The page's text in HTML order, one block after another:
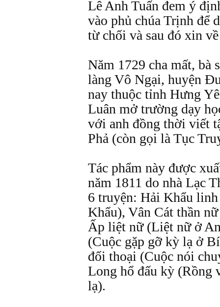
Lê Anh Tuấn đem ý
vào phủ chúa Trịnh để
từ chối và sau đó xin
Năm 1729 cha mất, bà
làng Vô Ngại, huyện
nay thuộc tỉnh Hưng
Luân mở trường dạy
với anh đồng thời viết
Phả (còn gọi là Tục
Tác phẩm này được
năm 1811 do nhà Lạc
6 truyện: Hải Khẩu
Khẩu), Vân Cát thần
Ấp liệt nữ (Liệt nữ ở
(Cuộc gặp gỡ kỳ lạ ở
đối thoại (Cuộc nói
Long hổ đấu kỳ (Rồng
lạ).